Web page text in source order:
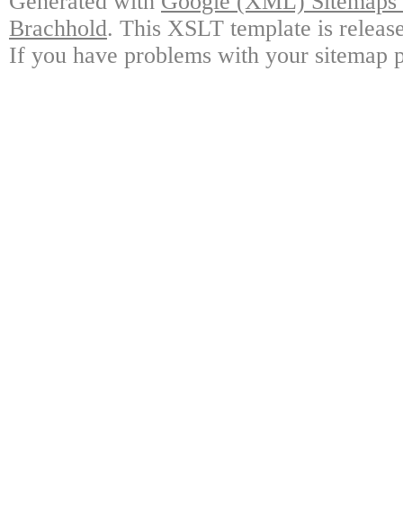
Brachhold. This XSLT template is
If you have problems with your sitemap